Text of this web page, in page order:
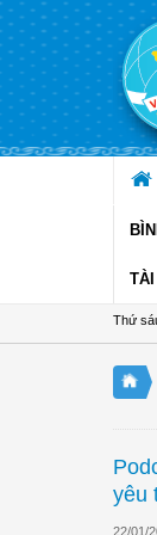
Truy cập nội dung luôn
TÀI
Thứ
yêu
22/01/